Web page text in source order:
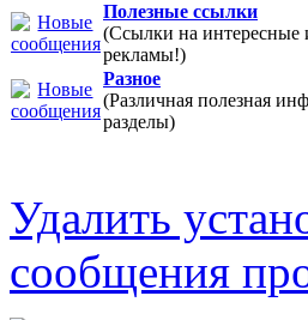
Полезные ссылки
(Ссылки на
рекламы!)
Разное
(Различная полезная
разделы)
Удалить
сообщения